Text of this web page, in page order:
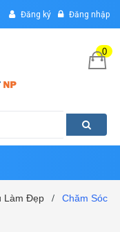
Đăng ký Đăng nhập
0
Làm Đẹp /
Chăm Sóc